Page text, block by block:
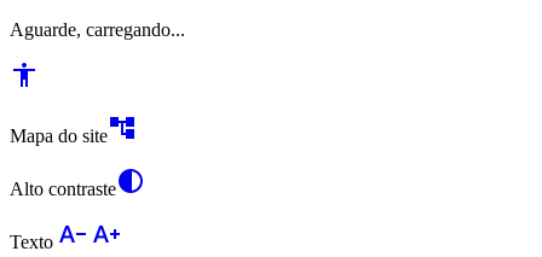
Aguarde, carregando...
accessibility
Mapa do siteaccount_tree
Alto contrastecontrast
Texto text_decrease text_increase